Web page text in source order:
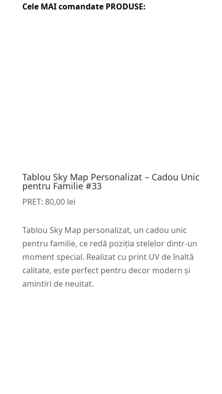
Cele MAI comandate PRODUSE:
Tablou Sky Map Personalizat – Cadou Unic
pentru Familie #33
PRET: 80,00 lei
Tablou Sky Map personalizat, un cadou unic
pentru familie, ce redă poziția stelelor dintr-un
moment special. Realizat cu print UV de înaltă
calitate, este perfect pentru decor modern și
amintiri de neuitat.